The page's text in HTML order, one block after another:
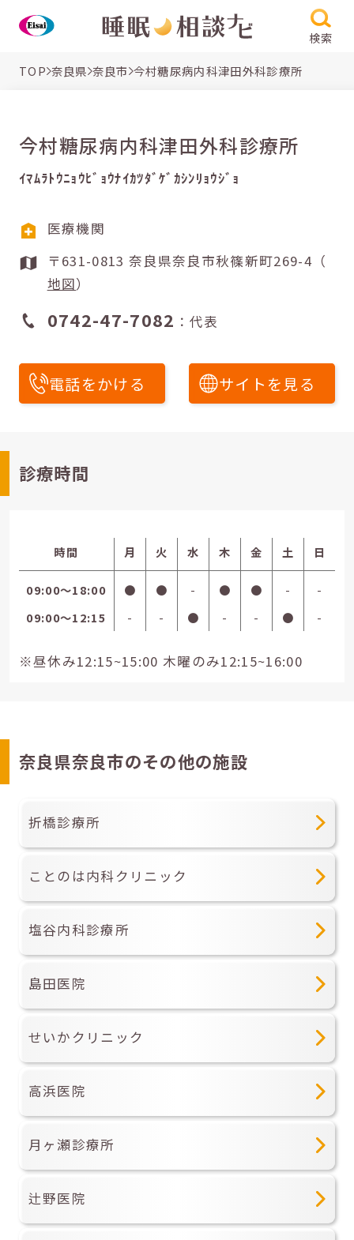
検索
TOP 奈良県 奈良市 今村糖尿病内科津田外科診療所
今村糖尿病内科津田外科診療所
ｲﾏﾑﾗﾄｳﾆｮｳﾋﾞｮｳﾅｲｶﾂﾀﾞｹﾞｶｼﾝﾘｮｳｼﾞｮ
医療機関
〒631-0813 奈良県奈良市秋篠新町269-4（
地図）
0742-47-7082 ：代表
電話をかける サイトを見る
診療時間
時間 月 火 水 木 金 土 日
09:00〜18:00 ● ● - ● ● -
-
09:00〜12:15
- - ● - - ● -
※昼休み12:15~15:00 木曜のみ12:15~16:00
奈良県奈良市のその他の施設
折橋診療所
ことのは内科クリニック
塩谷内科診療所
島田医院
せいかクリニック
高浜医院
月ヶ瀬診療所
辻野医院